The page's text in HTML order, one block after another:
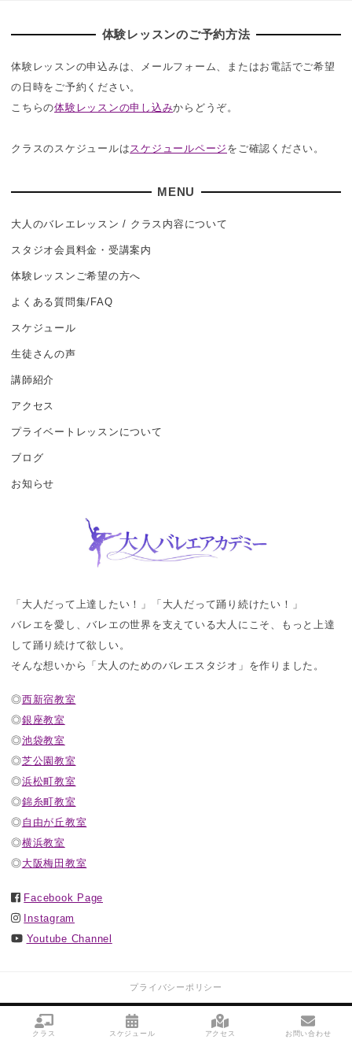
体験レッスンのご予約方法
体験レッスンの申込みは、メールフォーム、またはお電話でご希望
の日時をご予約ください。
こちらの体験レッスンの申し込みからどうぞ。
クラスのスケジュールは スケジュールページ をご確認ください。
MENU
大人のバレエレッスン / クラス内容について
スタジオ会員料金・受講案内
体験レッスンご希望の方へ
よくある質問集/FAQ
スケジュール
生徒さんの声
講師紹介
アクセス
プライベートレッスンについて
ブログ
お知らせ
「大人だって上達したい！」「大人だって踊り続けたい！」
バレエを愛し、バレエの世界を支えている大人にこそ、もっと上達
して踊り続けて欲しい。
そんな想いから「大人のためのバレエスタジオ」を作りました。
◎西新宿教室
◎銀座教室
◎池袋教室
◎芝公園教室
◎浜松町教室
◎錦糸町教室
◎自由が丘教室
◎横浜教室
◎大阪梅田教室
Facebook Page
Instagram
Youtube Channel
プライバシーポリシー
COPYRIGHT 大人バレエアカデミー™ ALL RIGHTS RESERVED.
クラス スケジュール アクセス お問い合わせ